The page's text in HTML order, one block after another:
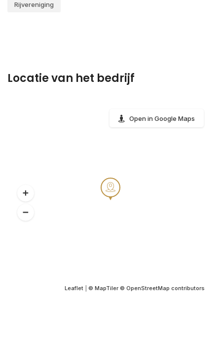
Rijvereniging
Locatie van het bedrijf
Leaflet © MapTiler © OpenStreetMap contributors
Open in Google Maps